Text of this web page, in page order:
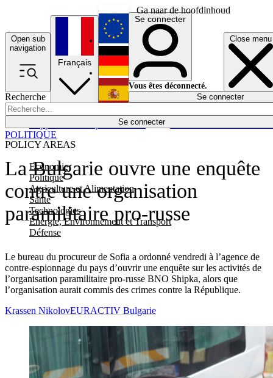
Ga naar de hoofdinhoud
Open sub
navigation
Close menu
Recherche
Se connecter
POLICY AREAS
Economie
Politique
Agriculture et Alimentation
Santé
Technologies
Energie, Environnement et Transport
Défense
Économie
Français
English
Deutsch
Español
Se connecter
Vous êtes déconnecté.
Se connecter
La Bulgarie ouvre une enquête
contre une organisation
paramilitaire pro-russe
Le bureau du procureur de Sofia a ordonné vendredi à l’agence de
contre-espionnage du pays d’ouvrir une enquête sur les activités de
l’organisation paramilitaire pro-russe BNO Shipka, alors que
l’organisation aurait commis des crimes contre la République.
POLITIQUE
Krassen NikolovEURACTIV Bulgarie